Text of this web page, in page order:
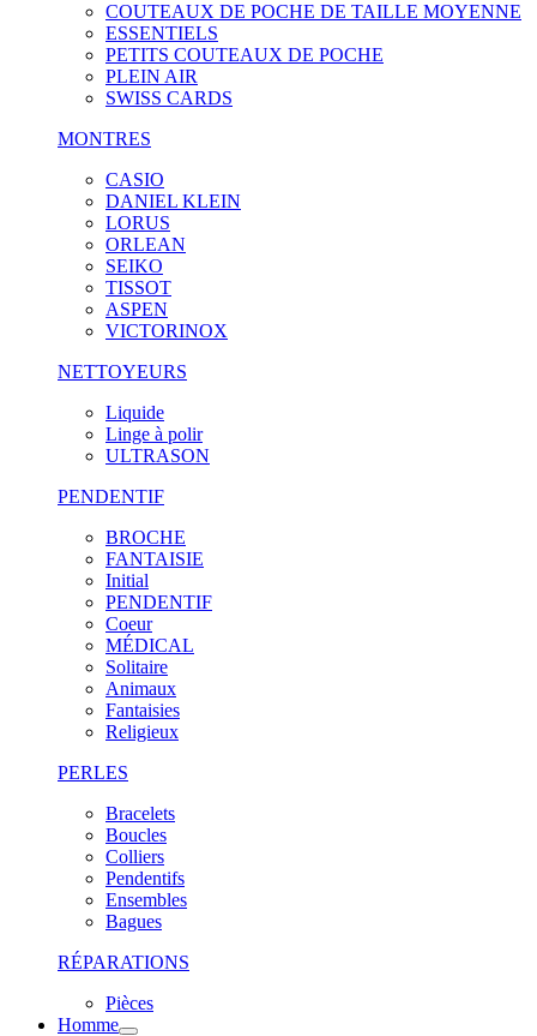
COUTEAUX DE POCHE DE TAILLE MOYENNE
ESSENTIELS
PETITS COUTEAUX DE POCHE
PLEIN AIR
SWISS CARDS
MONTRES
CASIO
DANIEL KLEIN
LORUS
ORLEAN
SEIKO
TISSOT
ASPEN
VICTORINOX
NETTOYEURS
Liquide
Linge à polir
ULTRASON
PENDENTIF
BROCHE
FANTAISIE
Initial
PENDENTIF
Coeur
MÉDICAL
Solitaire
Animaux
Fantaisies
Religieux
PERLES
Bracelets
Boucles
Colliers
Pendentifs
Ensembles
Bagues
RÉPARATIONS
Pièces
Homme